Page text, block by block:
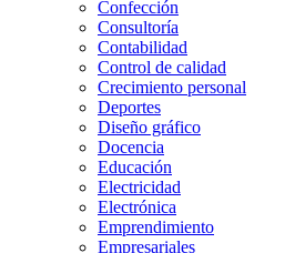
Confección
Consultoría
Contabilidad
Control de calidad
Crecimiento personal
Deportes
Diseño gráfico
Docencia
Educación
Electricidad
Electrónica
Emprendimiento
Empresariales